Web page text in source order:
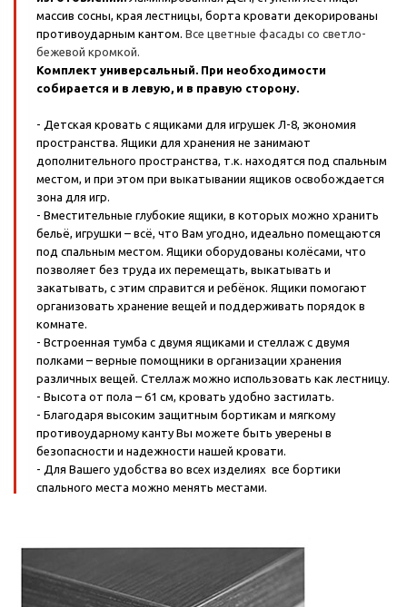
массив сосны, края лестницы, борта кровати декорированы
противоударным кантом. Все цветные фасады со светло-
бежевой кромкой.
Комплект универсальный. При необходимости
собирается и в левую, и в правую сторону.
- Детская кровать с ящиками для игрушек Л-8, экономия
пространства. Ящики для хранения не занимают
дополнительного пространства, т.к. находятся под спальным
местом, и при этом при выкатывании ящиков освобождается
зона для игр.
- Вместительные глубокие ящики, в которых можно хранить
бельё, игрушки – всё, что Вам угодно, идеально помещаются
под спальным местом. Ящики оборудованы колёсами, что
позволяет без труда их перемещать, выкатывать и
закатывать, с этим справится и ребёнок. Ящики помогают
организовать хранение вещей и поддерживать порядок в
комнате.
- Встроенная тумба с двумя ящиками и стеллаж с двумя
полками – верные помощники в организации хранения
различных вещей. Стеллаж можно использовать как лестницу.
- Высота от пола – 61 см, кровать удобно застилать.
- Благодаря высоким защитным бортикам и мягкому
противоударному канту Вы можете быть уверены в
безопасности и надежности нашей кровати.
- Для Вашего удобства во всех изделиях все бортики
спального места можно менять местами.